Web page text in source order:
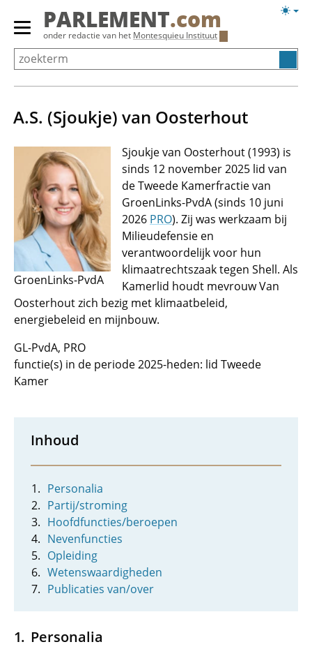
Overslaan
Primair
menu
tonen/verbergen
PARLEMENT.com
onder redactie van het Montesquieu Instituut
A.S. (Sjoukje) van Oosterhout
GroenLinks-PvdA
Sjoukje van Oosterhout (1993) is
sinds 12 november 2025 lid van
de Tweede Kamerfractie van
GroenLinks-PvdA (sinds 10 juni
2026 PRO). Zij was werkzaam bij
Milieudefensie en
verantwoordelijk voor hun
klimaatrechtszaak tegen Shell. Als
Kamerlid houdt mevrouw Van
Oosterhout zich bezig met klimaatbeleid,
energiebeleid en mijnbouw.
GL-PvdA, PRO
functie(s) in de periode 2025-heden: lid Tweede
Kamer
Inhoud
Personalia
Partij/stroming
Hoofdfuncties/beroepen
Nevenfuncties
Opleiding
Wetenswaardigheden
Publicaties van/over
Personalia